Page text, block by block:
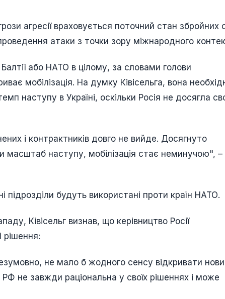
агресії враховується поточний стан збройних
атаки з точки зору міжнародного
або НАТО в цілому, за словами голови
мобілізація. На думку Ківісельга, вона
наступу в Україні, оскільки Росія не досягла
і контрактників довго не вийде. Досягнуто
масштаб наступу, мобілізація стає неминучою", –
підрозділи будуть використані проти країн НАТО.
Ківісельг визнав, що керівництво Росії
рішення:
не мало б жодного сенсу відкривати
не завжди раціональна у своїх рішеннях і може